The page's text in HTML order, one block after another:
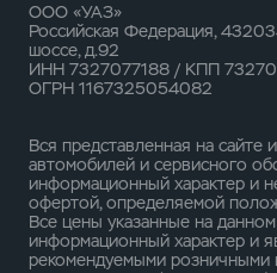
ООО «УАЗ»
Российская Федерация,
шоссе, д.92
ИНН 7327077188 / КПП
ОГРН 1167325054082
Вся представленная на сайте
автомобилей и сервисного
информационный характер и
офертой, определяемой
Все цены указанные на
информационный характер и
рекомендуемыми розничными